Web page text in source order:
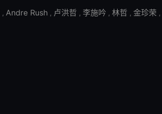
, Andre Rush , 卢洪哲 , 李施吟 , 林哲 , 金珍荣 ,